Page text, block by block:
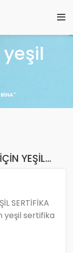
YEŞİL
SERTİFİKA
yeşil sertifika